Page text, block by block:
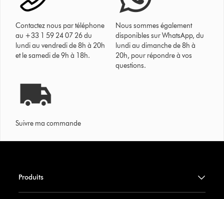
Contactez nous par téléphone
au +33 1 59 24 07 26 du
lundi au vendredi de 8h à 20h
et le samedi de 9h à 18h.
Nous sommes également
disponibles sur WhatsApp, du
lundi au dimanche de 8h à
20h, pour répondre à vos
questions.
Suivre ma commande
Produits